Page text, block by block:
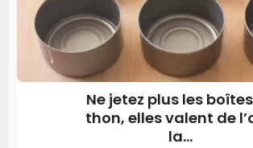
Ne jetez plus les
thon, elles valent de
la...